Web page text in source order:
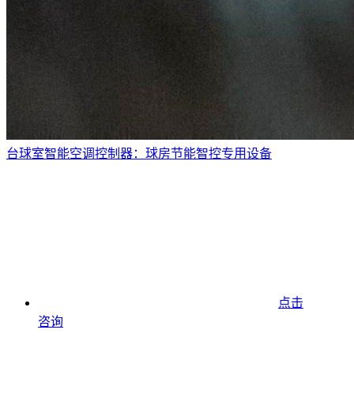
台球室智能空调控制器：球房节能智控专用设备
点击
咨询